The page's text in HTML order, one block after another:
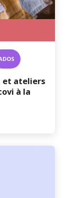
et ateliers
à la